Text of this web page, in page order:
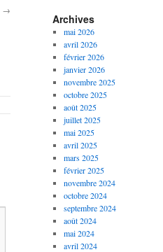
→
Archives
mai 2026
avril 2026
février 2026
janvier 2026
novembre 2025
octobre 2025
août 2025
juillet 2025
mai 2025
avril 2025
mars 2025
février 2025
novembre 2024
octobre 2024
septembre 2024
août 2024
mai 2024
avril 2024